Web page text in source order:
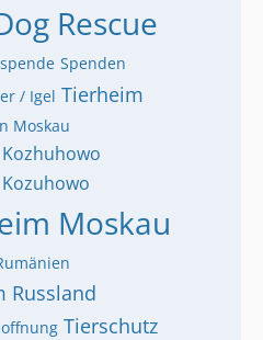
Rescue
spende Spenden
/ Igel Tierheim
Moskau
Moskau
Russland
Tierschutz